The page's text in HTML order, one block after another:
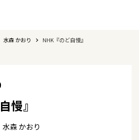
水森 かおり NHK『のど自慢』
慢』
水森 かおり